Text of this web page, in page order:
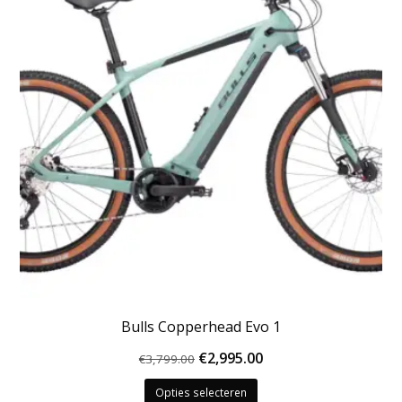
Bulls Copperhead Evo 1
€3,799.00 Oorspronkelijke
prijs
€2,995.00Huidige
Opties selecteren
Dit